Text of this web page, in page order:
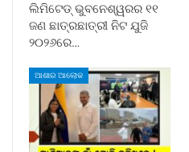
ଲିମିଟେଡ୍ ଭୁବନେଶ୍ୱରର ୧୧
ଜଣ ଛାତ୍ରଛାତ୍ରୀ ନିଟ ଯୁଜି
୨୦୨୬ରେ…
ଆଶାର ଆଲୋକ